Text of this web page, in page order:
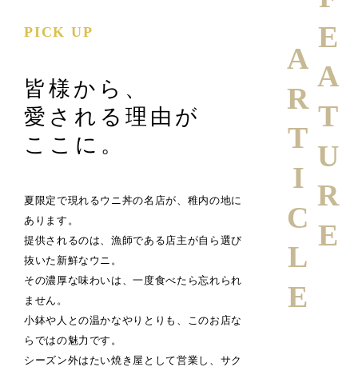
PICK UP
皆様から、
愛される理由が
ここに。
夏限定で現れるウニ丼の名店が、稚内の地に
あります。
提供されるのは、漁師である店主が自ら選び
抜いた新鮮なウニ。
その濃厚な味わいは、一度食べたら忘れられ
ません。
小鉢や人との温かなやりとりも、このお店な
らではの魅力です。
シーズン外はたい焼き屋として営業し、サク
FEATURE
ARTICLE